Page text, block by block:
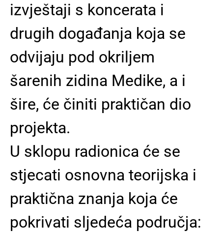
izvještaji s koncerata i
drugih događanja koja se
odvijaju pod okriljem
šarenih zidina Medike, a i
šire, će činiti praktičan dio
projekta.
U sklopu radionica će se
stjecati osnovna teorijska i
praktična znanja koja će
pokrivati sljedeća područja: